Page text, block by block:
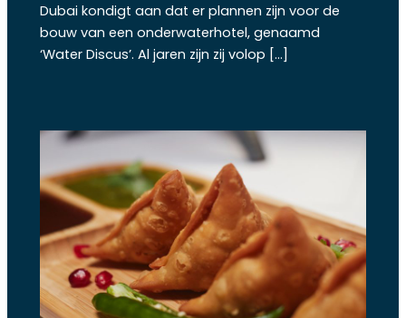
Dubai kondigt aan dat er plannen zijn voor de
bouw van een onderwaterhotel, genaamd
‘Water Discus’. Al jaren zijn zij volop […]